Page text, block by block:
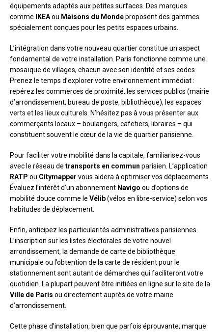
équipements adaptés aux petites surfaces. Des marques
comme
IKEAou Maisons du Mondeproposent des gammes
spécialement conçues pour les petits espaces urbains.
L’intégration dans votre nouveau quartier constitue un aspect
fondamental de votre installation. Paris fonctionne comme une
mosaïque de villages, chacun avec son identité et ses codes.
Prenez le temps d’explorer votre environnement immédiat :
repérez les commerces de proximité, les services publics (mairie
d’arrondissement, bureau de poste, bibliothèque), les espaces
verts et les lieux culturels. N’hésitez pas à vous présenter aux
commerçants locaux – boulangers, cafetiers, libraires – qui
constituent souvent le cœur de la vie de quartier parisienne.
Pour faciliter votre mobilité dans la capitale, familiarisez-vous
avec le réseau de transports en commun parisien. L’application
RATP ou Citymapper vous aidera à optimiser vos déplacements.
Évaluez l’intérêt d’un abonnement Navigo ou d’options de
mobilité douce comme le Vélib(vélos en libre-service) selon vos
habitudes de déplacement.
Enfin, anticipez les particularités administratives parisiennes.
L’inscription sur les listes électorales de votre nouvel
arrondissement, la demande de carte de bibliothèque
municipale ou l’obtention de la carte de résident pour le
stationnement sont autant de démarches qui faciliteront votre
quotidien. La plupart peuvent être initiées en ligne sur le site de la
Ville de Paris ou directement auprès de votre mairie
d’arrondissement.
Cette phase d’installation, bien que parfois éprouvante, marque